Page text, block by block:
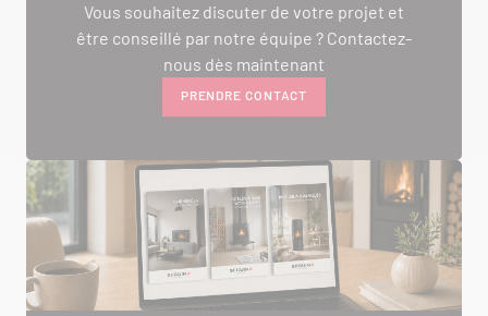
ALIVAL ENERGIES
7 IMPASSE DE LA NAUVE
Itinéraire
Tél :
05 53 58 69 46
Voir la fiche revendeur
VOIR LE SITE CONTACTER
Vous souhaitez discuter de votre projet et
être conseillé par notre équipe ? Contactez-
nous dès maintenant
PRENDRE CONTACT